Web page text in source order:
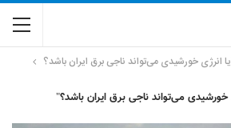
انرژی خورشیدی می‌تواند ناجی برق ایران باشد؟
خورشیدی می‌تواند ناجی برق ایران باشد؟"